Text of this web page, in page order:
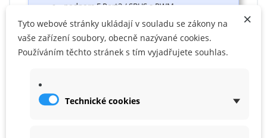
podpora F.Port2 / SBUS a PWM
kovové převody a dvě ložiska v hliníkovém
pouzdře
HV 8,4 V
přehřátí
aktualizovatelný FW
×
Tyto webové stránky ukládají v souladu se zákony na
vaše zařízení soubory, obecně nazývané cookies.
Používáním těchto stránek s tím vyjadřujete souhlas.
Technické cookies